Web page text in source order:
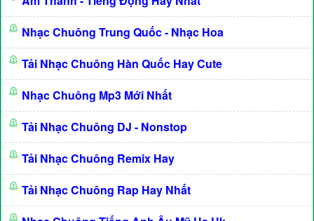
Nhạc Chuông Trung Quốc - Nhạc Hoa
Tải Nhạc Chuông Hàn Quốc Hay Cute
Nhạc Chuông Mp3 Mới Nhất
Tải Nhạc Chuông DJ - Nonstop
Tải Nhạc Chuông Remix Hay
Tải Nhạc Chuông Rap Hay Nhất